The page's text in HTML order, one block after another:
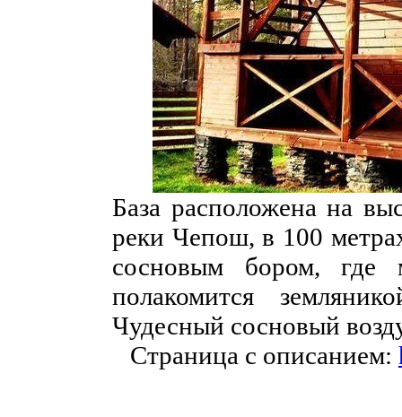
База расположена на
реки Чепош, в 100
сосновым бором, где
полакомится
Чудесный сосновый
Страница с описанием: